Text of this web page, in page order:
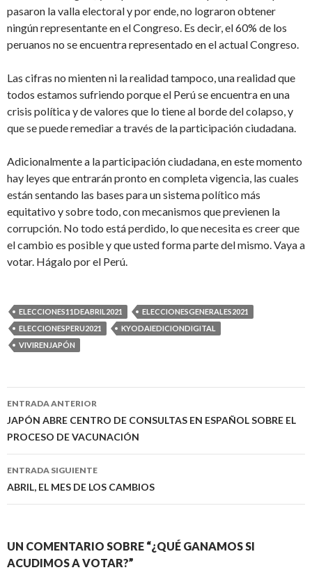
pasaron la valla electoral y por ende, no lograron obtener
ningún representante en el Congreso. Es decir, el 60% de los
peruanos no se encuentra representado en el actual Congreso.
Las cifras no mienten ni la realidad tampoco, una realidad que
todos estamos sufriendo porque el Perú se encuentra en una
crisis política y de valores que lo tiene al borde del colapso, y
que se puede remediar a través de la participación ciudadana.
Adicionalmente a la participación ciudadana, en este momento
hay leyes que entrarán pronto en completa vigencia, las cuales
están sentando las bases para un sistema político más
equitativo y sobre todo, con mecanismos que previenen la
corrupción. No todo está perdido, lo que necesita es creer que
el cambio es posible y que usted forma parte del mismo. Vaya a
votar. Hágalo por el Perú.
ELECCIONES11DEABRIL2021
ELECCIONESGENERALES2021
ELECCIONESPERU2021
KYODAIEDICIONDIGITAL
VIVIRENJAPÓN
Navegación
de
entradas
ENTRADA ANTERIOR
JAPÓN ABRE CENTRO DE CONSULTAS EN ESPAÑOL SOBRE EL
PROCESO DE VACUNACIÓN
ENTRADA SIGUIENTE
ABRIL, EL MES DE LOS CAMBIOS
UN COMENTARIO SOBRE “¿QUÉ GANAMOS SI
ACUDIMOS A VOTAR?”